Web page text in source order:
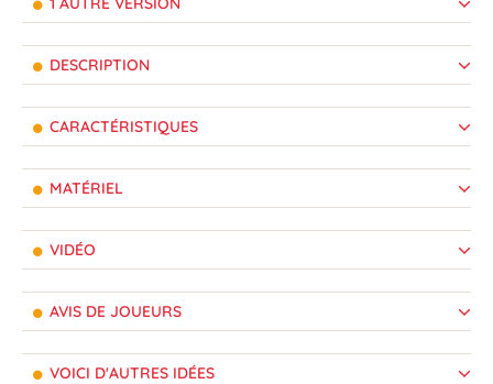
DESCRIPTION
CARACTÉRISTIQUES
MATÉRIEL
VIDÉO
AVIS DE JOUEURS
VOICI D'AUTRES IDÉES